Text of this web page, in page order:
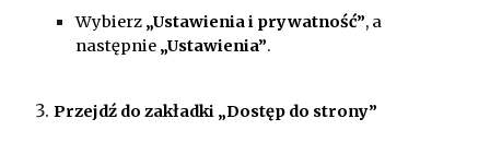
Wybierz „Ustawienia i prywatność”, a
następnie „Ustawienia”.
Przejdź do zakładki „Dostęp do strony”